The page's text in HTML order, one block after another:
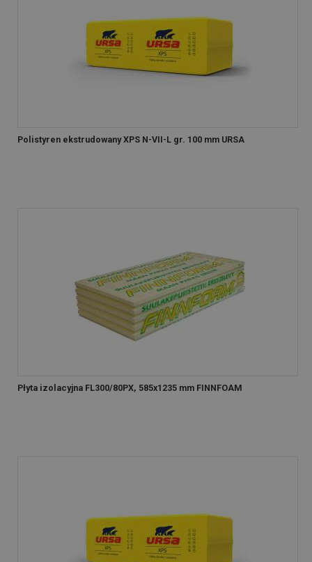
Polistyren ekstrudowany XPS N-VII-L gr. 100 mm URSA
Płyta izolacyjna FL300/80PX, 585x1235 mm FINNFOAM